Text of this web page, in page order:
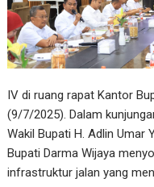
IV di ruang rapat Kantor
(9/7/2025). Dalam
Wakil Bupati H. Adlin Umar
Bupati Darma Wijaya
infrastruktur jalan yang